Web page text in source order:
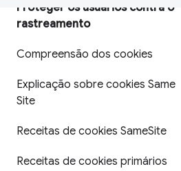
Proteger os usuários contra o
rastreamento
Compreensão dos cookies
Explicação sobre cookies Same
Site
Receitas de cookies SameSite
Receitas de cookies primários